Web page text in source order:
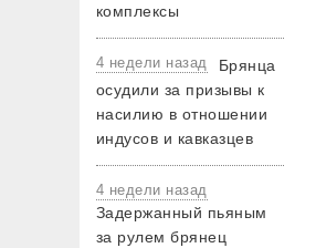
комплексы
4 недели назад
Брянца
осудили за призывы к
насилию в отношении
индусов и кавказцев
4 недели назад
Задержанный пьяным
за рулем брянец